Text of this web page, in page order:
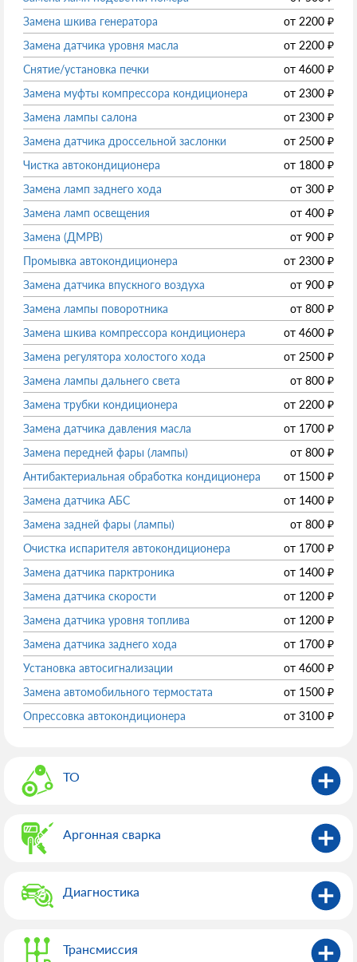
Замена шкива генератора
от 2200 ₽
Замена датчика уровня масла
от 2200 ₽
Снятие/установка печки
от 4600 ₽
Замена муфты компрессора кондиционера
от 2300 ₽
Замена лампы салона
от 2300 ₽
Замена датчика дроссельной заслонки
от 2500 ₽
Чистка автокондиционера
от 1800 ₽
Замена ламп заднего хода
от 300 ₽
Замена ламп освещения
от 400 ₽
Замена (ДМРВ)
от 900 ₽
Промывка автокондиционера
от 2300 ₽
Замена датчика впускного воздуха
от 900 ₽
Замена лампы поворотника
от 800 ₽
Замена шкива компрессора кондиционера
от 4600 ₽
Замена регулятора холостого хода
от 2500 ₽
Замена лампы дальнего света
от 800 ₽
Замена трубки кондиционера
от 2200 ₽
Замена датчика давления масла
от 1700 ₽
Замена передней фары (лампы)
от 800 ₽
Антибактериальная обработка кондиционера
от 1500 ₽
Замена датчика АБС
от 1400 ₽
Замена задней фары (лампы)
от 800 ₽
Очистка испарителя автокондиционера
от 1700 ₽
Замена датчика парктроника
от 1400 ₽
Замена датчика скорости
от 1200 ₽
Замена датчика уровня топлива
от 1200 ₽
Замена датчика заднего хода
от 1700 ₽
Установка автосигнализации
от 4600 ₽
Замена автомобильного термостата
от 1500 ₽
Опрессовка автокондиционера
от 3100 ₽
ТО
Аргонная сварка
Диагностика
Трансмиссия